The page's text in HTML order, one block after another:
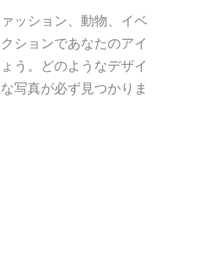
ッション、動物、イベ
ションであなたのアイ
う。どのようなデザイ
写真が必ず見つかりま